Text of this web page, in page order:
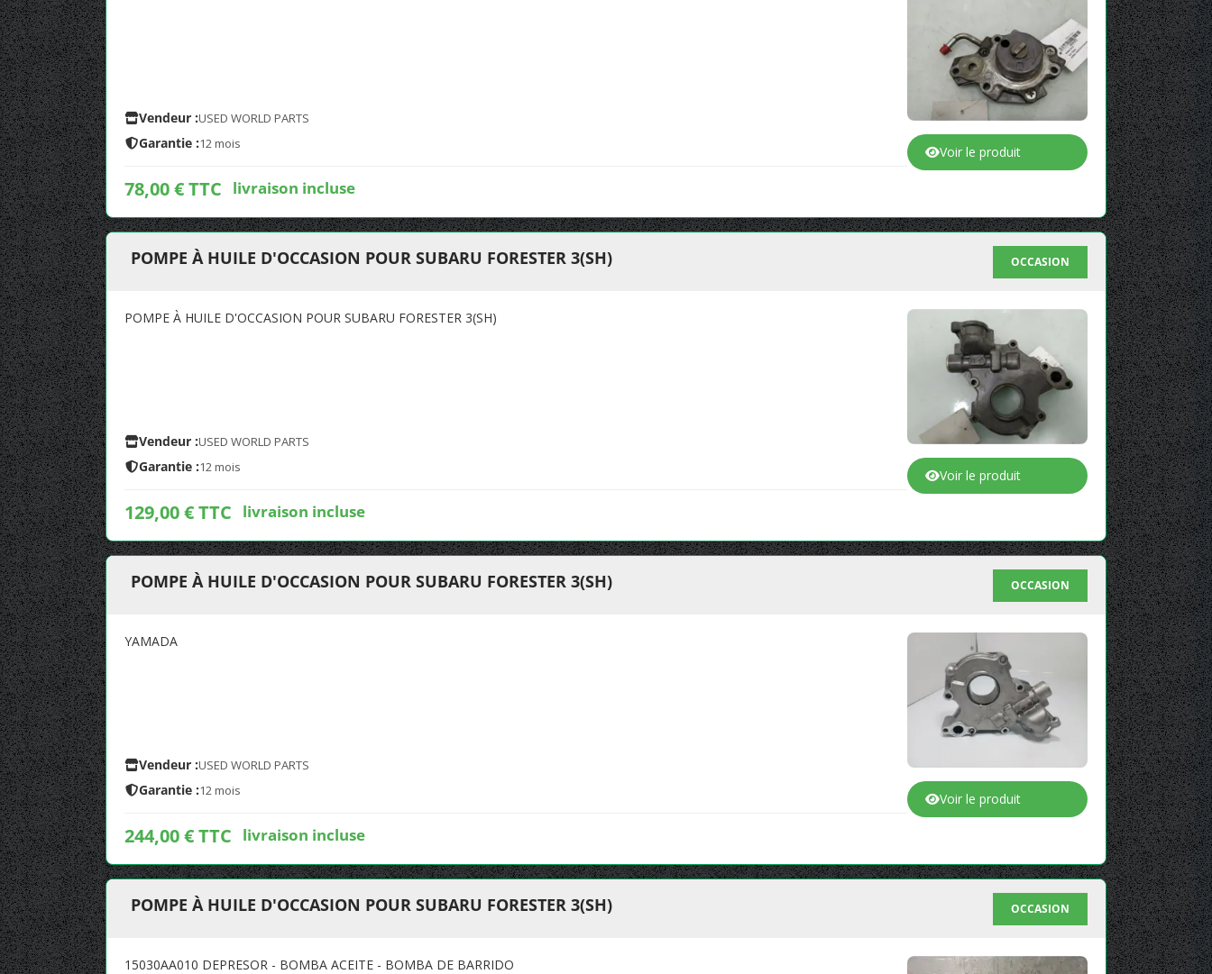
Vendeur :USED WORLD PARTS
Garantie :12 mois
78,00 € TTC livraison incluse
Voir le produit
POMPE À HUILE D'OCCASION POUR SUBARU FORESTER 3(SH) OCCASION
POMPE À HUILE D'OCCASION POUR SUBARU FORESTER 3(SH)
Vendeur :USED WORLD PARTS
Garantie :12 mois
129,00 € TTC livraison incluse
Voir le produit
POMPE À HUILE D'OCCASION POUR SUBARU FORESTER 3(SH) OCCASION
YAMADA
Vendeur :USED WORLD PARTS
Garantie :12 mois
244,00 € TTC livraison incluse
Voir le produit
POMPE À HUILE D'OCCASION POUR SUBARU FORESTER 3(SH) OCCASION
15030AA010 DEPRESOR - BOMBA ACEITE - BOMBA DE BARRIDO